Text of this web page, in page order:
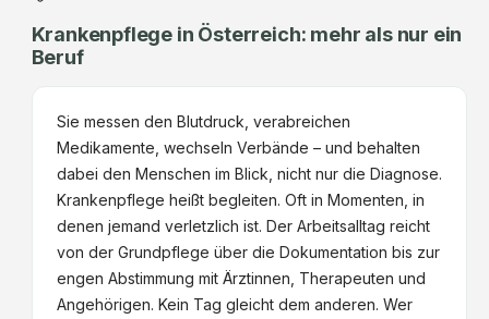
Krankenpflege in Österreich: mehr als nur ein
Beruf
Sie messen den Blutdruck, verabreichen
Medikamente, wechseln Verbände – und behalten
dabei den Menschen im Blick, nicht nur die Diagnose.
Krankenpflege heißt begleiten. Oft in Momenten, in
denen jemand verletzlich ist. Der Arbeitsalltag reicht
von der Grundpflege über die Dokumentation bis zur
engen Abstimmung mit Ärztinnen, Therapeuten und
Angehörigen. Kein Tag gleicht dem anderen. Wer